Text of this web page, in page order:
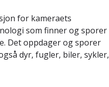
for kameraets
som finner og sporer
Det oppdager og sporer
dyr, fugler, biler, sykler,